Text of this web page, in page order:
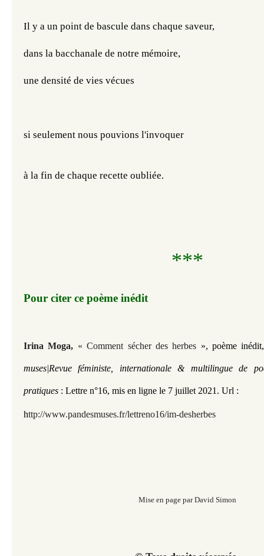
Il y a un point de bascule dans chaque saveur,
dans la bacchanale de notre mémoire,
une densité de vies vécues
si seulement nous pouvions l'invoquer
à la fin de chaque recette oubliée.
***
Pour citer ce poème inédit
Irina Moga, « Comment sécher des herbes », poème
muses|Revue féministe, internationale & multilingue de
pratiques : Lettre n°16, mis en ligne le 7 juillet 2021. Url :
http://www.pandesmuses.fr/lettreno16/im-desherbes
Mise en page par David Simon